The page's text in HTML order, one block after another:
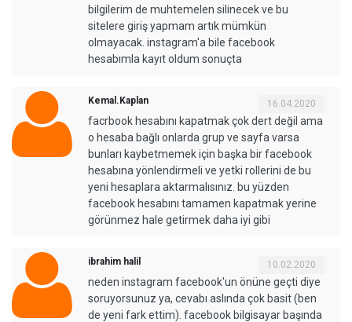
bilgilerim de muhtemelen silinecek ve bu
sitelere giriş yapmam artık mümkün
olmayacak. instagram'a bile facebook
hesabımla kayıt oldum sonuçta
Kemal.Kaplan 16.04.2020
facrbook hesabını kapatmak çok dert değil ama
o hesaba bağlı onlarda grup ve sayfa varsa
bunları kaybetmemek için başka bir facebook
hesabına yönlendirmeli ve yetki rollerini de bu
yeni hesaplara aktarmalısınız. bu yüzden
facebook hesabını tamamen kapatmak yerine
görünmez hale getirmek daha iyi gibi
ibrahim halil 10.02.2020
neden instagram facebook'un önüne geçti diye
soruyorsunuz ya, cevabı aslında çok basit (ben
de yeni fark ettim). facebook bilgisayar başında